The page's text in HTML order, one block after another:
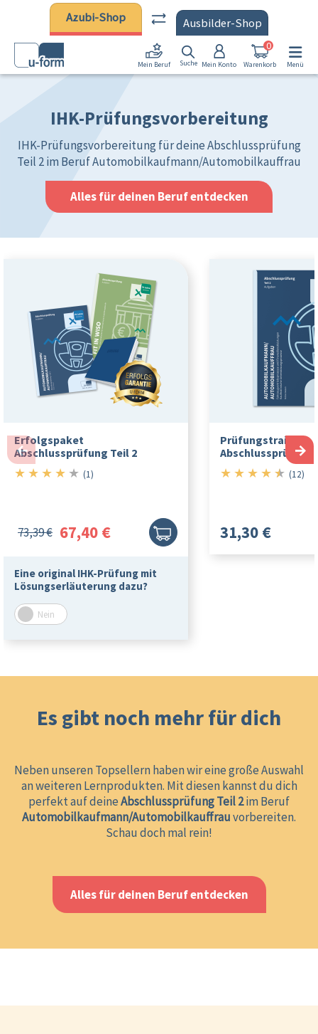
Zum Hauptinhalt springen
Azubi-Shop Ausbilder-Shop
Mein Beruf Suche Mein Konto Warenkorb
0
Menü
IHK-Prüfungsvorbereitung
IHK-Prüfungsvorbereitung für deine Abschlussprüfung
Teil 2 im Beruf Automobilkaufmann/Automobilkauffrau
Alles für deinen Beruf entdecken
Erfolgspaket
Abschlussprüfung Teil 2
★ ★ ★ ★ ★ 4/5
(1)
67,40 €
73,39 €
Eine original IHK-Prüfung mit
Lösungserläuterung dazu?
Prüfungstrainer
Abschlussprüfung
★ ★ ★ ★ ★ 4.5/5
(12)
31,30 €
← →
Es gibt noch mehr für dich
Neben unseren Topsellern haben wir eine große Auswahl
an weiteren Lernprodukten. Mit diesen kannst du dich
perfekt auf deineAbschlussprüfung Teil 2im Beruf
Automobilkaufmann/Automobilkauffrauvorbereiten.
Schau doch mal rein!
Alles für deinen Beruf entdecken